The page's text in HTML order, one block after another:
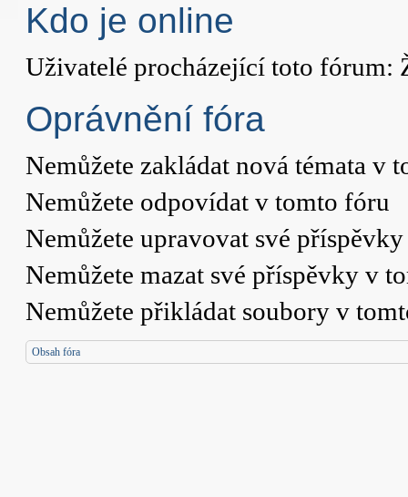
Kdo je online
Uživatelé procházející toto fórum:
Oprávnění fóra
Nemůžete zakládat nová témata v
Nemůžete odpovídat v tomto fóru
Nemůžete upravovat své
Nemůžete mazat své příspěvky v
Nemůžete přikládat soubory v
Obsah fóra